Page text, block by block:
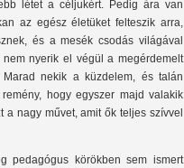
létet a céljukért. Pedig ára van
az egész életüket felteszik arra,
és a mesék csodás világával
nem nyerik el végül a megérdemelt
Marad nekik a küzdelem, és talán
hogy egyszer majd valakik
a nagy művet, amit ők teljes szívvel
pedagógus körökben sem ismert